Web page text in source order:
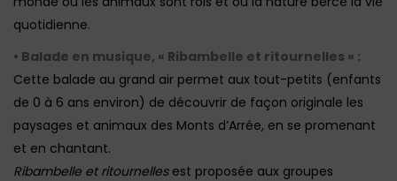
quotidienne.
• Balade en musique, « Ribambelle et ritournelles » :
Cette balade au grand air permet aux tout-petits (enfants
de 0 à 6 ans environ) de découvrir de façon originale les
paysages et animaux des Monts d’Arrée, en se promenant
et en chantant.
Ribambelle et ritournellesest proposée aux groupes